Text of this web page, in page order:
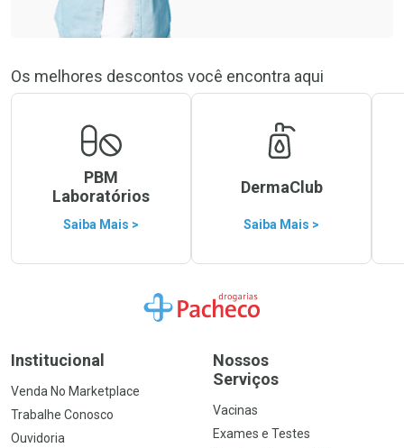
Os melhores descontos você encontra aqui
PBM
Laboratórios
Saiba Mais >
DermaClub
Saiba Mais >
Ir para a Home
Institucional
Venda No Marketplace
Trabalhe Conosco
Ouvidoria
Nossos
Serviços
Vacinas
Exames e Testes